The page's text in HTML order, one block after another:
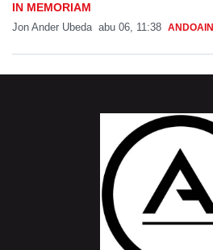
IN MEMORIAM
Jon Ander Ubeda abu 06, 11:38 ANDOAIN